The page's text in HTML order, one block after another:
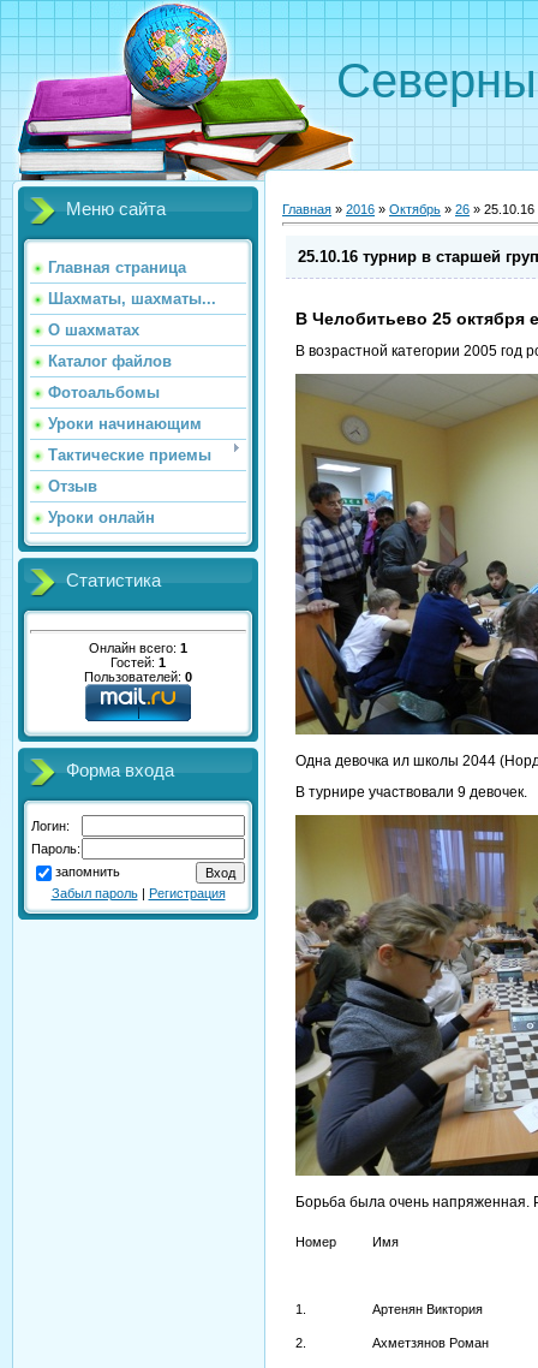
Меню сайта
Главная страница
Шахматы, шахматы...
О шахматах
Каталог файлов
Фотоальбомы
Уроки начинающим
Тактические приемы
Отзыв
Уроки онлайн
Статистика
Онлайн всего: 1
Гостей: 1
Пользователей: 0
Форма входа
Логин:
Пароль:
запомнить
Забыл пароль| Регистрация
Главная » 2016 » Октябрь » 26 » 25.10.16
25.10.16 турнир в старшей
В Челобитьево 25 октября
В возрастной категории 2005
Одна девочка ил школы 2044
В турнире участвовали 9 девочек.
Борьба была очень напряженная.
Номер Имя
1. Артенян Виктория
2. Ахметзянов Роман